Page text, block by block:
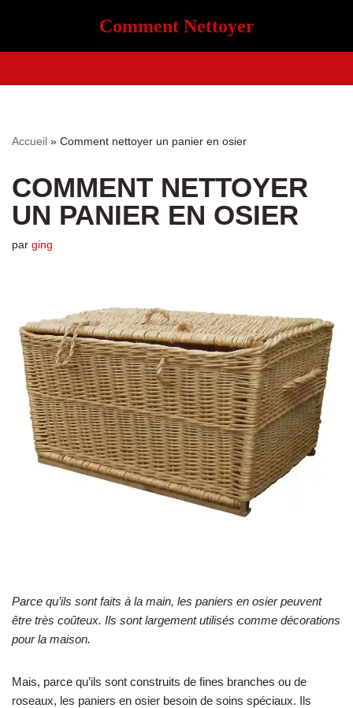
Comment Nettoyer
Accueil » Comment nettoyer un panier en osier
COMMENT NETTOYER
UN PANIER EN OSIER
par ging
Parce qu’ils sont faits à la main, les paniers en osier peuvent
être très coûteux. Ils sont largement utilisés comme décorations
pour la maison.
Mais, parce qu’ils sont construits de fines branches ou de
roseaux, les paniers en osier besoin de soins spéciaux. Ils